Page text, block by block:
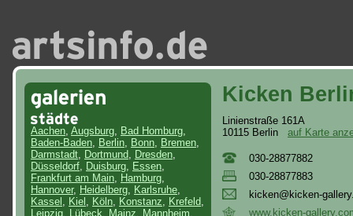
Aachen, Augsburg, Bad Homburg,
Baden-Baden, Berlin, Bonn, Bremen,
Darmstadt, Dortmund, Dresden,
Düsseldorf, Duisburg, Essen,
Frankfurt am Main, Hamburg,
Hannover, Heidelberg, Karlsruhe,
Kassel , Kiel , Köln, Konstanz, Krefeld,
Leipzig, Lübeck, Mainz, Mannheim,
Kicken
Linienstraße 161A
10115 Berlin auf Karte
030-28877882
030-28877883
kic ken@kicken-gall ery
www.kicken-